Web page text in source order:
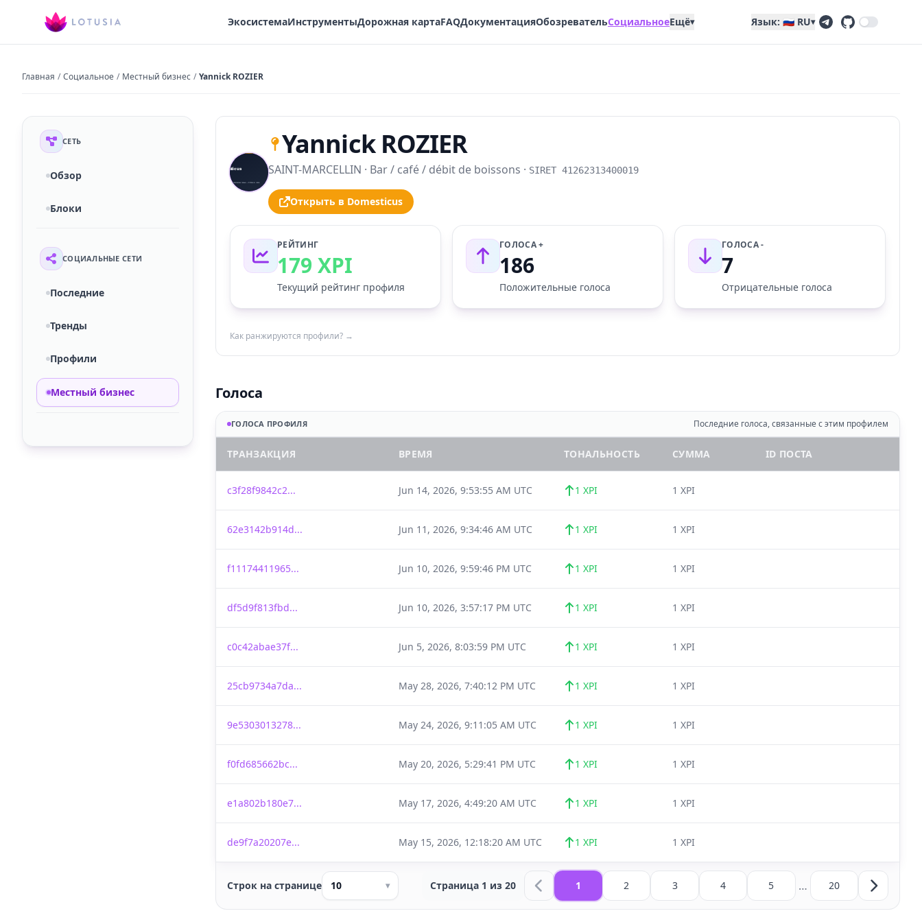
ЭкосистемаИнструментыДорожная картаFAQДокументацияОбозревательСоциальноеЕщё▾ Язык: 🇷🇺 RU▾
Главная / Социальное / Местный бизнес / Yannick ROZIER
СЕТЬ
Обзор
Блоки
СОЦИАЛЬНЫЕ СЕТИ
Последние
Тренды
Профили
Местный бизнес
Yannick ROZIER
SAINT-MARCELLIN · Bar / café / débit de boissons · SIRET 41262313400019
Открыть в Domesticus
РЕЙТИНГ
179 XPI
Текущий рейтинг профиля
ГОЛОСА +
186
Положительные голоса
ГОЛОСА -
7
Отрицательные голоса
Как ранжируются профили? →
Голоса
ГОЛОСА ПРОФИЛЯ Последние голоса, связанные с этим профилем
ТРАНЗАКЦИЯ ВРЕМЯ ТОНАЛЬНОСТЬ СУММА ID ПОСТА
c3f28f9842c2... Jun 14, 2026, 9:53:55 AM UTC 1 XPI 1 XPI
62e3142b914d... Jun 11, 2026, 9:34:46 AM UTC 1 XPI 1 XPI
f11174411965... Jun 10, 2026, 9:59:46 PM UTC 1 XPI 1 XPI
df5d9f813fbd... Jun 10, 2026, 3:57:17 PM UTC 1 XPI 1 XPI
c0c42abae37f... Jun 5, 2026, 8:03:59 PM UTC 1 XPI 1 XPI
25cb9734a7da... May 28, 2026, 7:40:12 PM UTC 1 XPI 1 XPI
9e5303013278... May 24, 2026, 9:11:05 AM UTC 1 XPI 1 XPI
f0fd685662bc... May 20, 2026, 5:29:41 PM UTC 1 XPI 1 XPI
e1a802b180e7... May 17, 2026, 4:49:20 AM UTC 1 XPI 1 XPI
de9f7a20207e... May 15, 2026, 12:18:20 AM UTC 1 XPI 1 XPI
Строк на странице 10 ▾ Страница 1 из 20 1 2 3 4 5 … 20